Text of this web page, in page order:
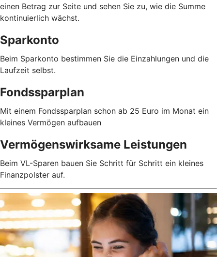
einen Betrag zur Seite und sehen Sie zu, wie die Summe
kontinuierlich wächst.
Sparkonto
Beim Sparkonto bestimmen Sie die Einzahlungen und die
Laufzeit selbst.
Fondssparplan
Mit einem Fondssparplan schon ab 25 Euro im Monat ein
kleines Vermögen aufbauen
Vermögenswirksame Leistungen
Beim VL-Sparen bauen Sie Schritt für Schritt ein kleines
Finanzpolster auf.